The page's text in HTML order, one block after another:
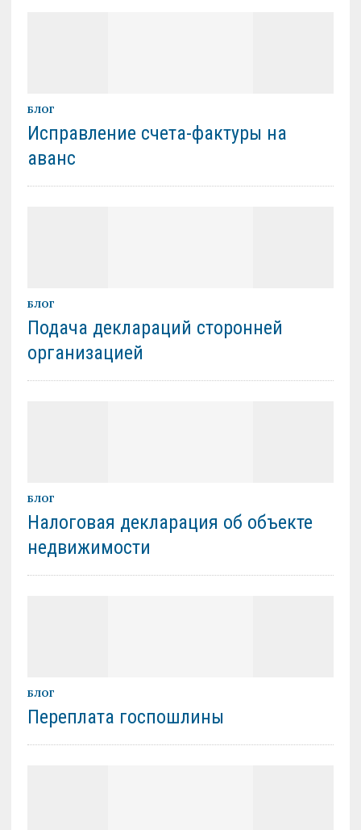
БЛОГ
Исправление счета-фактуры на
аванс
БЛОГ
Подача деклараций сторонней
организацией
БЛОГ
Налоговая декларация об объекте
недвижимости
БЛОГ
Переплата госпошлины